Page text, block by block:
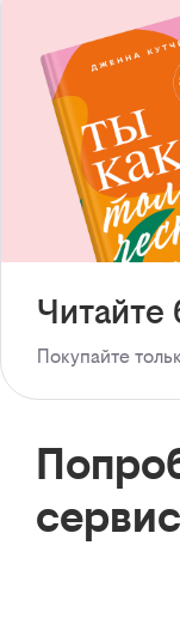
Читайте
Покупайте